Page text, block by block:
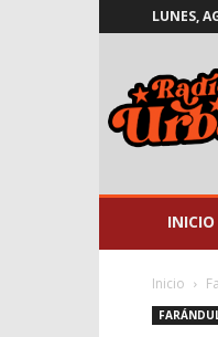
LUNES,
INICIO
Inicio